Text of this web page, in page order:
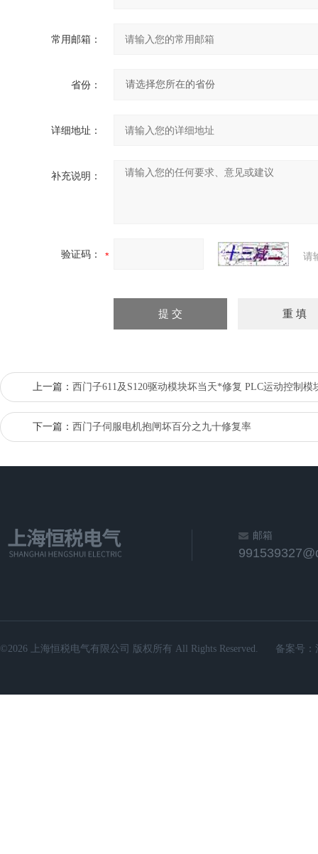
常用邮箱：
省份：
详细地址：
补充说明：
验证码： 请
上一篇： 西门子611及S120驱动模块坏当天*修复 PLC运动控制模
下一篇： 西门子伺服电机抱闸坏百分之九十修复率
邮箱
©2026 上海恒税电气有限公司 版权所有 All Rights Reserved. 备案号：